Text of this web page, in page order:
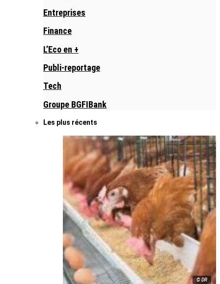
Entreprises
Finance
L’Eco en +
Publi-reportage
Tech
Groupe BGFIBank
Les plus récents
© DR